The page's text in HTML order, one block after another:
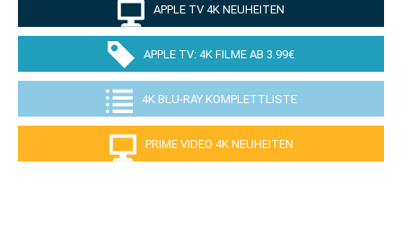
APPLE TV 4K NEUHEITEN
APPLE TV: 4K FILME AB 3.99€
4K BLU-RAY KOMPLETTLISTE
PRIME VIDEO 4K NEUHEITEN